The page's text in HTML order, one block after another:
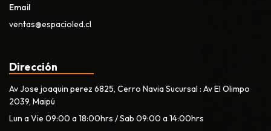
Email
ventas@espacioled.cl
Dirección
Av Jose joaquin perez 6825, Cerro Navia Sucursal : Av El Olimpo
2039, Maipú
Lun a Vie 09:00 a 18:00hrs / Sab 09:00 a 14:00hrs